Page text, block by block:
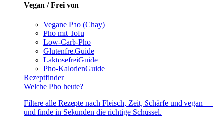
Vegan / Frei von
Vegane Pho (Chay)
Pho mit Tofu
Low-Carb-Pho
GlutenfreiGuide
LaktosefreiGuide
Pho-KalorienGuide
Rezeptfinder
Welche Pho heute?
Filtere alle Rezepte nach Fleisch, Zeit, Schärfe und vegan —
und finde in Sekunden die richtige Schüssel.